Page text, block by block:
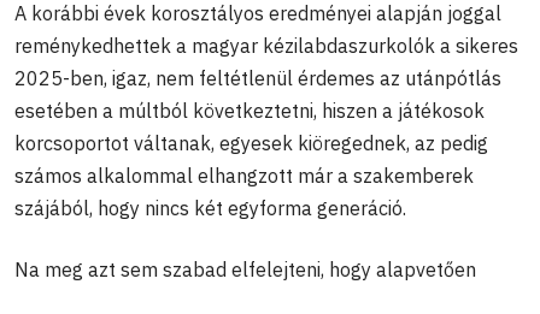
A korábbi évek korosztályos eredményei alapján joggal
reménykedhettek a magyar kézilabdaszurkolók a sikeres
2025-ben, igaz, nem feltétlenül érdemes az utánpótlás
esetében a múltból következtetni, hiszen a játékosok
korcsoportot váltanak, egyesek kiöregednek, az pedig
számos alkalommal elhangzott már a szakemberek
szájából, hogy nincs két egyforma generáció.
Na meg azt sem szabad elfelejteni, hogy alapvetően